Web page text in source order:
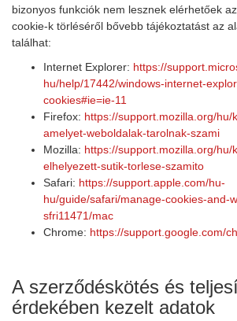
bizonyos funkciók nem lesznek elérhetőek
cookie-k törléséről bővebb tájékoztatást az
találhat:
Internet Explorer: https://
hu/help/17442/windows-internet-
cookies#ie=ie-11
Firefox: https://support.mozilla.org/hu/
amelyet-weboldalak-tarolnak-szami
Mozilla: https://support.mozilla.org/hu/
elhelyezett-sutik-torlese-szamito
Safari: https://support.apple.com/hu-
hu/guide/safari/manage-cookies-and-
sfri11471/mac
Chrome: https://support.google.com/
A szerződéskötés és
érdekében kezelt adatok